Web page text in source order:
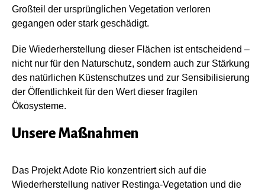
Großteil der ursprünglichen Vegetation verloren
gegangen oder stark geschädigt.
Die Wiederherstellung dieser Flächen ist entscheidend –
nicht nur für den Naturschutz, sondern auch zur Stärkung
des natürlichen Küstenschutzes und zur Sensibilisierung
der Öffentlichkeit für den Wert dieser fragilen
Ökosysteme.
Unsere Maßnahmen
Das Projekt Adote Rio konzentriert sich auf die
Wiederherstellung nativer Restinga-Vegetation und die